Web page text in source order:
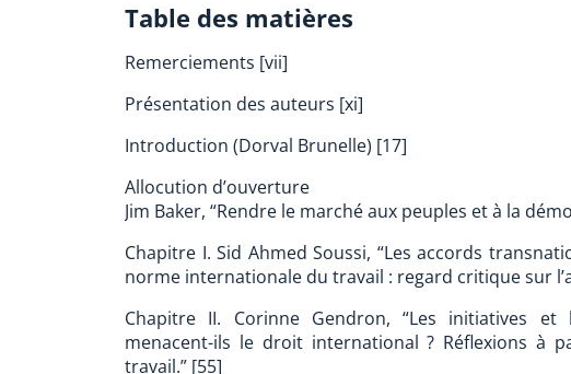
Table des matières
Remerciements [vii]
Présentation des auteurs [xi]
Introduction (Dorval Brunelle) [17]
Allocution d’ouverture
Jim Baker, “Rendre le marché aux peuples et à la
Chapitre I. Sid Ahmed Soussi, “Les accords
norme internationale du travail : regard critique sur
Chapitre II. Corinne Gendron, “Les initiatives
menacent-ils le droit international ? Réflexions à
travail.” [55]